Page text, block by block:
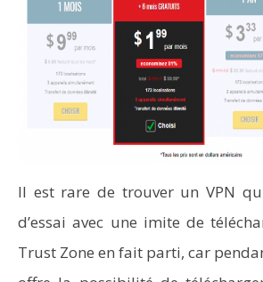
Il est rare de trouver un VPN
d’essai avec une imite de
Trust Zone en fait parti, car